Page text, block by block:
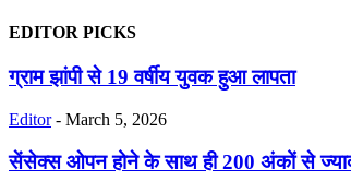
EDITOR PICKS
ग्राम झांपी से 19 वर्षीय युवक हुआ लापता
Editor - March 5, 2026
सेंसेक्स ओपन होने के साथ ही 200 अंकों से